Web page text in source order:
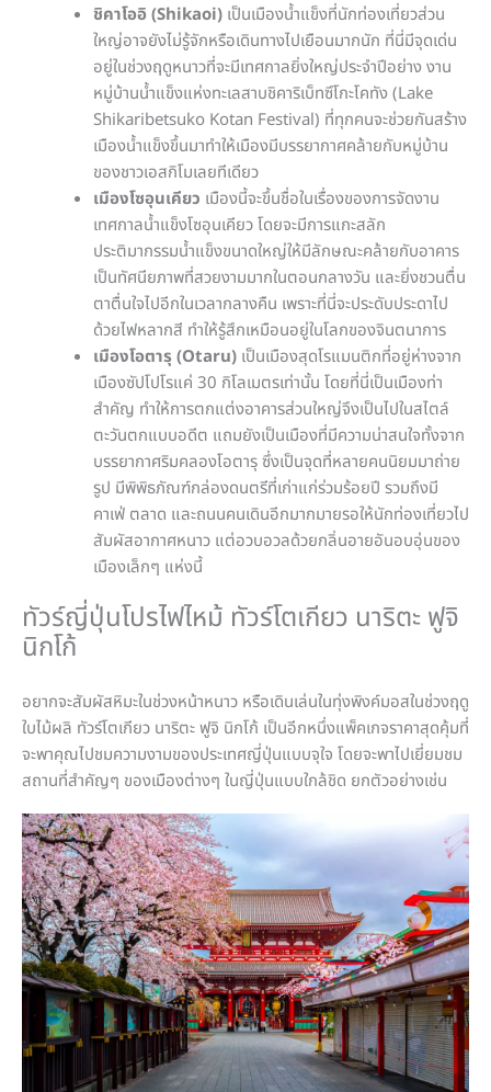
ชิคาโออิ (Shikaoi) เป็นเมืองน้ำแข็งที่นักท่องเที่ยวส่วน
ใหญ่อาจยังไม่รู้จักหรือเดินทางไปเยือนมากนัก ที่นี่มีจุดเด่น
อยู่ในช่วงฤดูหนาวที่จะมีเทศกาลยิ่งใหญ่ประจำปีอย่าง งาน
หมู่บ้านน้ำแข็งแห่งทะเลสาบชิคาริเบ็ทซึโกะโคทัง (Lake
Shikaribetsuko Kotan Festival) ที่ทุกคนจะช่วยกันสร้าง
เมืองน้ำแข็งขึ้นมาทำให้เมืองมีบรรยากาศคล้ายกับหมู่บ้าน
ของชาวเอสกิโมเลยทีเดียว
เมืองโซอุนเคียว เมืองนี้จะขึ้นชื่อในเรื่องของการจัดงาน
เทศกาลน้ำแข็งโซอุนเคียว โดยจะมีการแกะสลัก
ประติมากรรมน้ำแข็งขนาดใหญ่ให้มีลักษณะคล้ายกับอาคาร
เป็นทัศนียภาพที่สวยงามมากในตอนกลางวัน และยิ่งชวนตื่น
ตาตื่นใจไปอีกในเวลากลางคืน เพราะที่นี่จะประดับประดาไป
ด้วยไฟหลากสี ทำให้รู้สึกเหมือนอยู่ในโลกของจินตนาการ
เมืองโอตารุ (Otaru) เป็นเมืองสุดโรแมนติกที่อยู่ห่างจาก
เมืองซัปโปโรแค่ 30 กิโลเมตรเท่านั้น โดยที่นี่เป็นเมืองท่า
สำคัญ ทำให้การตกแต่งอาคารส่วนใหญ่จึงเป็นไปในสไตล์
ตะวันตกแบบอดีต แถมยังเป็นเมืองที่มีความน่าสนใจทั้งจาก
บรรยากาศริมคลองโอตารุ ซึ่งเป็นจุดที่หลายคนนิยมมาถ่าย
รูป มีพิพิธภัณฑ์กล่องดนตรีที่เก่าแก่ร่วมร้อยปี รวมถึงมี
คาเฟ่ ตลาด และถนนคนเดินอีกมากมายรอให้นักท่องเที่ยวไป
สัมผัสอากาศหนาว แต่อวบอวลด้วยกลิ่นอายอันอบอุ่นของ
เมืองเล็กๆ แห่งนี้
ทัวร์ญี่ปุ่นโปรไฟไหม้ ทัวร์โตเกียว นาริตะ ฟูจิ
นิกโก้
อยากจะสัมผัสหิมะในช่วงหน้าหนาว หรือเดินเล่นในทุ่งพิงค์มอสในช่วงฤดู
ใบไม้ผลิ ทัวร์โตเกียว นาริตะ ฟูจิ นิกโก้ เป็นอีกหนึ่งแพ็คเกจราคาสุดคุ้มที่
จะพาคุณไปชมความงามของประเทศญี่ปุ่นแบบจุใจ โดยจะพาไปเยี่ยมชม
สถานที่สำคัญๆ ของเมืองต่างๆ ในญี่ปุ่นแบบใกล้ชิด ยกตัวอย่างเช่น